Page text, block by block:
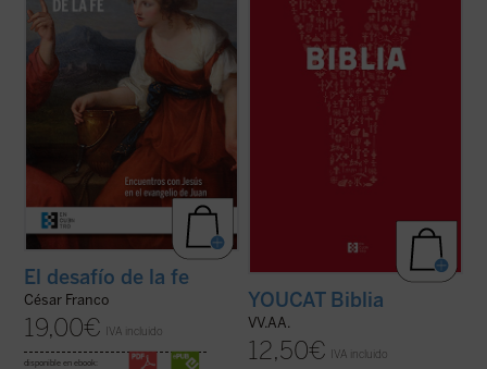
dramas o historias en los que el lector
puede ver retratada su postura personal
ante Cristo y juzgar si está en el camino ...
(ver ficha)
El desafío de la fe
César Franco
19,00€ IVA incluido
disponible en ebook:
Testamento con la que se recorren los
momentos más importantes de la historia
de la salvación.
YouCat Biblia ...(ver ficha)
YOUCAT Biblia
VV.AA.
12,50€ IVA incluido